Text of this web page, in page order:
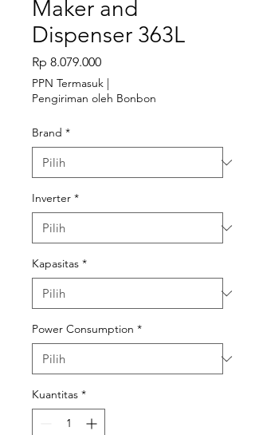
Maker and
Dispenser 363L
Rp 8.079.000Harga
PPN Termasuk |
Pengiriman oleh Bonbon
Brand *
Inverter *
Kapasitas *
Power Consumption *
Kuantitas *